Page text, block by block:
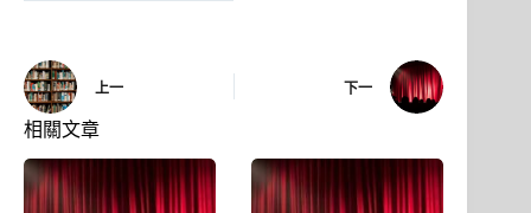
上一 下一
相關文章